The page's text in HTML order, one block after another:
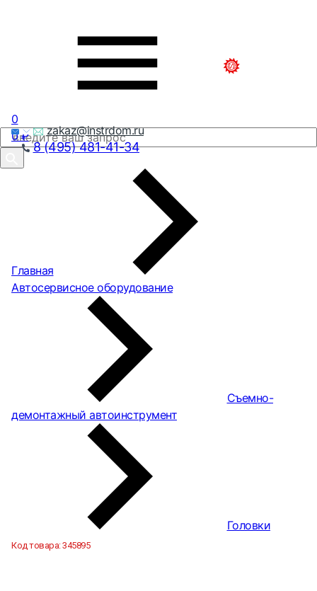
zakaz@instrdom.ru
8 (495) 481-41-34
0
0₽
Главная
Автосервисное оборудование
Съемно-
демонтажный автоинструмент
Головки
Код товара:345895